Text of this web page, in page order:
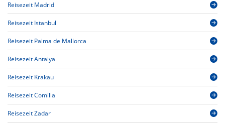
Reisezeit Madrid
Reisezeit Istanbul
Reisezeit Palma de Mallorca
Reisezeit Antalya
Reisezeit Krakau
Reisezeit Comilla
Reisezeit Zadar